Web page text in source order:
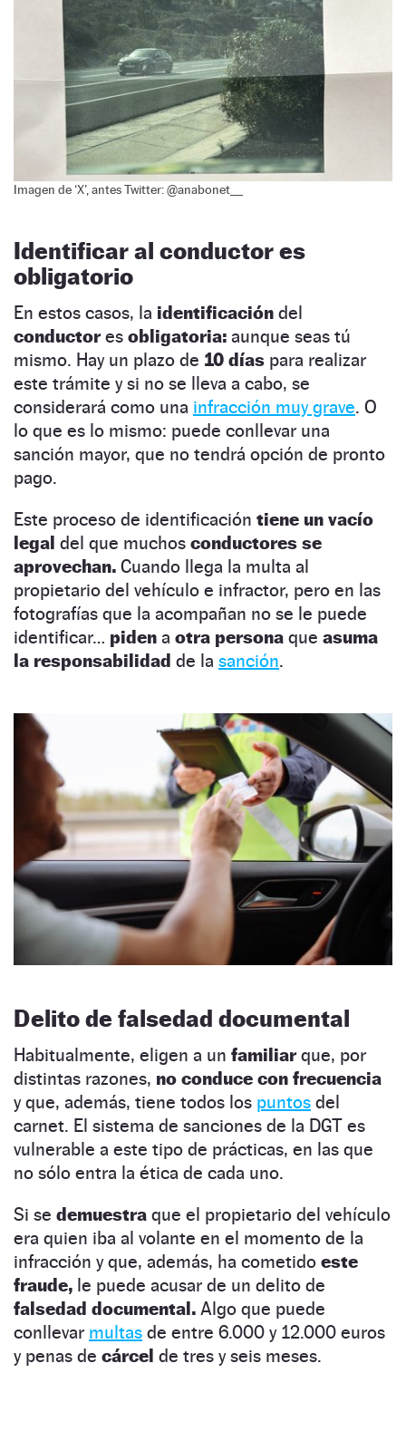
Imagen de ‘X’, antes Twitter: @anabonet__
Identificar al conductor es
obligatorio
En estos casos, la identificación del
conductores obligatoria: aunque seas tú
mismo. Hay un plazo de 10 días para realizar
este trámite y si no se lleva a cabo, se
considerará como una infracción muy grave. O
lo que es lo mismo: puede conllevar una
sanción mayor, que no tendrá opción de pronto
pago.
Este proceso de identificación tiene un vacío
legal del que muchos conductores se
aprovechan. Cuando llega la multa al
propietario del vehículo e infractor, pero en las
fotografías que la acompañan no se le puede
identificar… piden a otra persona que asuma
la responsabilidad de la sanción.
Delito de falsedad documental
Habitualmente, eligen a un familiarque, por
distintas razones, no conduce con frecuencia
y que, además, tiene todos los puntos del
carnet. El sistema de sanciones de la DGT es
vulnerable a este tipo de prácticas, en las que
no sólo entra la ética de cada uno.
Si se demuestra que el propietario del vehículo
era quien iba al volante en el momento de la
infracción y que, además, ha cometido este
fraude, le puede acusar de un delito de
falsedad documental. Algo que puede
conllevar multas de entre 6.000 y 12.000 euros
y penas de cárcel de tres y seis meses.